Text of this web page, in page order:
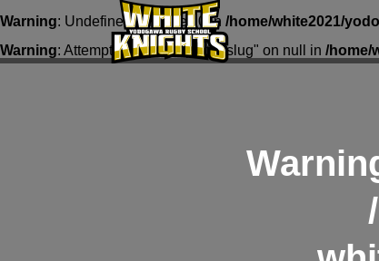
Warning: Undefined array key 0 in /home/white2021/
Warning: Attempt to read property "slug" on null in /home/